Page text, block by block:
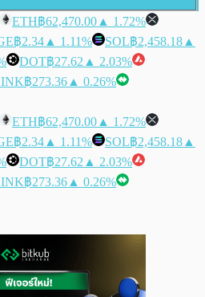
ETH฿62,470.00 ▲ 1.72%
฿2.34 ▲ 1.11% SOL฿2,458.18 ▲
DOT฿27.62 ▲ 2.03%
฿273.36 ▲ 0.26%
ETH฿62,470.00 ▲ 1.72%
฿2.34 ▲ 1.11% SOL฿2,458.18 ▲
DOT฿27.62 ▲ 2.03%
฿273.36 ▲ 0.26%